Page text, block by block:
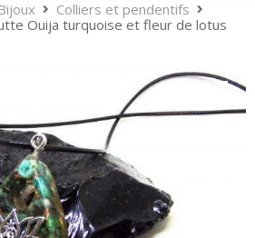
Bijoux
Colliers et pendentifs
Ouija turquoise et fleur de lotus